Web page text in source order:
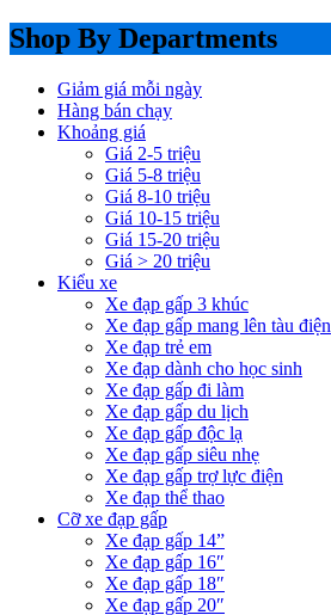
Shop By Departments
Giảm giá mỗi ngày
Hàng bán chạy
Khoảng giá
Giá 2-5 triệu
Giá 5-8 triệu
Giá 8-10 triệu
Giá 10-15 triệu
Giá 15-20 triệu
Giá > 20 triệu
Kiểu xe
Xe đạp gấp 3 khúc
Xe đạp gấp mang lên tàu điện
Xe đạp trẻ em
Xe đạp dành cho học sinh
Xe đạp gấp đi làm
Xe đạp gấp du lịch
Xe đạp gấp độc lạ
Xe đạp gấp siêu nhẹ
Xe đạp gấp trợ lực điện
Xe đạp thể thao
Cỡ xe đạp gấp
Xe đạp gấp 14”
Xe đạp gấp 16″
Xe đạp gấp 18″
Xe đạp gấp 20″